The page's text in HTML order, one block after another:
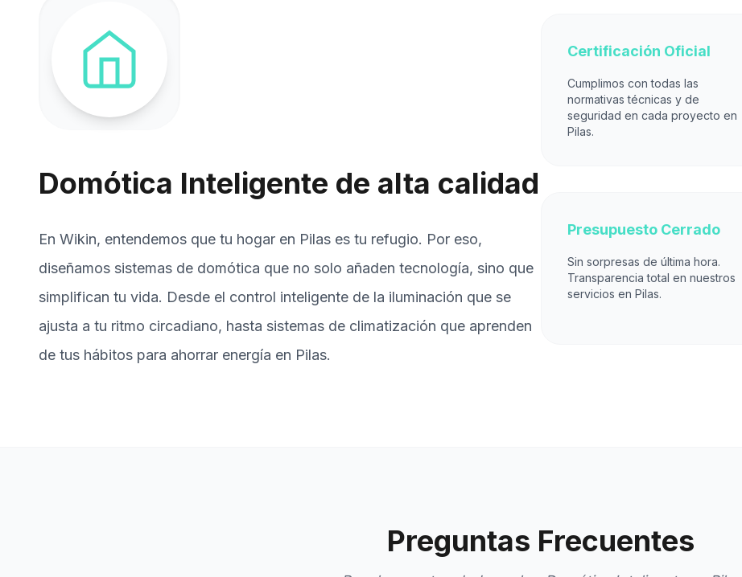
Domótica Inteligente de alta calidad
En Wikin, entendemos que tu hogar en Pilas es tu refugio. Por eso,
diseñamos sistemas de domótica que no solo añaden tecnología, sino que
simplifican tu vida. Desde el control inteligente de la iluminación que se
ajusta a tu ritmo circadiano, hasta sistemas de climatización que aprenden
de tus hábitos para ahorrar energía en Pilas.
Certificación Oficial
Cumplimos con todas las
normativas técnicas y de
seguridad en cada proyecto en
Pilas.
Presupuesto Cerrado
Sin sorpresas de última hora.
Transparencia total en nuestros
servicios en Pilas.
Preguntas Frecuentes